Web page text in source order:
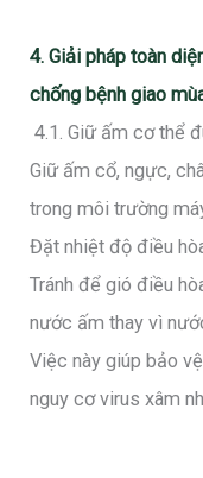
4. Giải pháp toàn
chống bệnh giao
4.1. Giữ ấm cơ thể
Giữ ấm cổ, ngực,
trong môi trường
Đặt nhiệt độ điều
Tránh để gió điều
nước ấm thay vì
Việc này giúp bảo
nguy cơ virus xâm